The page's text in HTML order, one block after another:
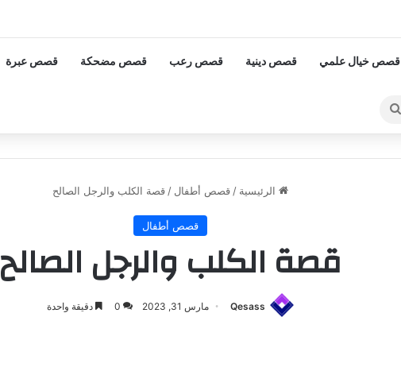
قصص خيال علمي قصص دينية قصص رعب قصص مضحكة قصص عبرة
بحث
عن
الرئيسية / قصص أطفال / قصة الكلب والرجل الصالح
قصص أطفال
قصة الكلب والرجل الصالح
Qesass مارس 31, 2023 0 دقيقة واحدة